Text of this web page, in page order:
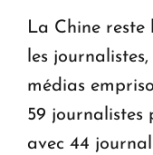
La Chine
les
médias
59 journalistes
avec 44